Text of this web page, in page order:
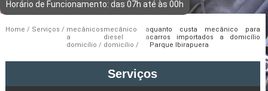
Home Serviços
mecânicos
a
domicílio
mecânico a
diesel a
domicílio
quanto custa mecânico para
carros importados a domicílio
Parque Ibirapuera
Serviços